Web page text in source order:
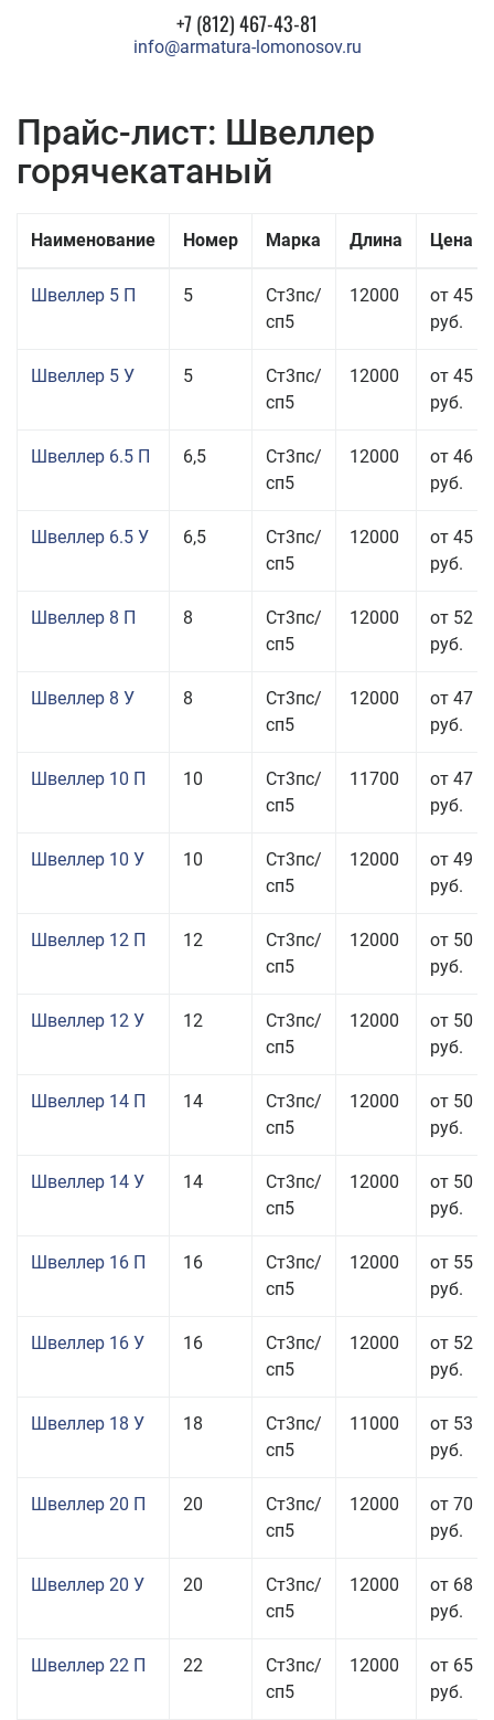
+7 (812) 467-43-81
info@armatura-lomonosov.ru
Прайс-лист: Швеллер
горячекатаный
Наименование Номер Марка Длина Цена
Швеллер 5 П 5
Ст3пс/
сп5
12000
от 45
руб.
Швеллер 5 У 5
Ст3пс/
сп5
12000
от 45
руб.
Швеллер 6.5 П 6,5
Ст3пс/
сп5
12000
от 46
руб.
Швеллер 6.5 У 6,5
Ст3пс/
сп5
12000
от 45
руб.
Швеллер 8 П 8
Ст3пс/
сп5
12000
от 52
руб.
Швеллер 8 У 8
Ст3пс/
сп5
12000
от 47
руб.
Швеллер 10 П 10
Ст3пс/
сп5
11700
от 47
руб.
Швеллер 10 У 10
Ст3пс/
сп5
12000
от 49
руб.
Швеллер 12 П 12
Ст3пс/
сп5
12000
от 50
руб.
Швеллер 12 У 12
Ст3пс/
сп5
12000
от 50
руб.
Швеллер 14 П 14
Ст3пс/
сп5
12000
от 50
руб.
Швеллер 14 У 14
Ст3пс/
сп5
12000
от 50
руб.
Швеллер 16 П 16
Ст3пс/
сп5
12000
от 55
руб.
Швеллер 16 У 16
Ст3пс/
сп5
12000
от 52
руб.
Швеллер 18 У 18
Ст3пс/
сп5
11000
от 53
руб.
Швеллер 20 П 20
Ст3пс/
сп5
12000
от 70
руб.
Швеллер 20 У 20
Ст3пс/
сп5
12000
от 68
руб.
Швеллер 22 П 22
Ст3пс/
сп5
12000
от 65
руб.